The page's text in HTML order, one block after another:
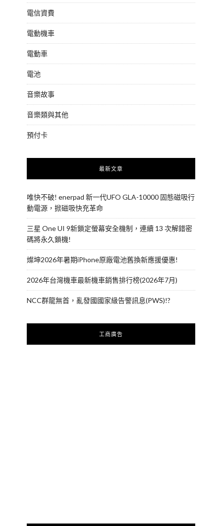
電信資費
電動機車
電動車
電池
音樂故事
音樂類與其他
預付卡
最新文章
唯快不破! enerpad 新一代UFO GLA-10000 固態磁吸行
動電源，掀磁吸快充革命
三星 One UI 9新鎖定螢幕安全機制，連續 13 次解錯密
碼將永久鎖機!
燦坤2026年暑期iPhone原廠電池舊換新應援優惠!
2026年台灣機車最新機車銷售排行榜(2026年7月)
NCC群龍無首，亂發國國家級告警訊息(PWS)!?
工商廣告